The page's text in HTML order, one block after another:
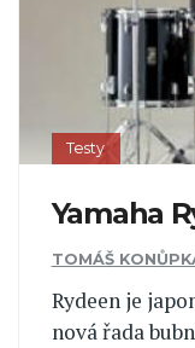
Testy
Yamaha
TOMÁŠ
Rydeen je
nová řada